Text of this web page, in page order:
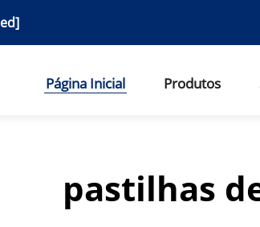
Página Inicial Produtos
pastilhas